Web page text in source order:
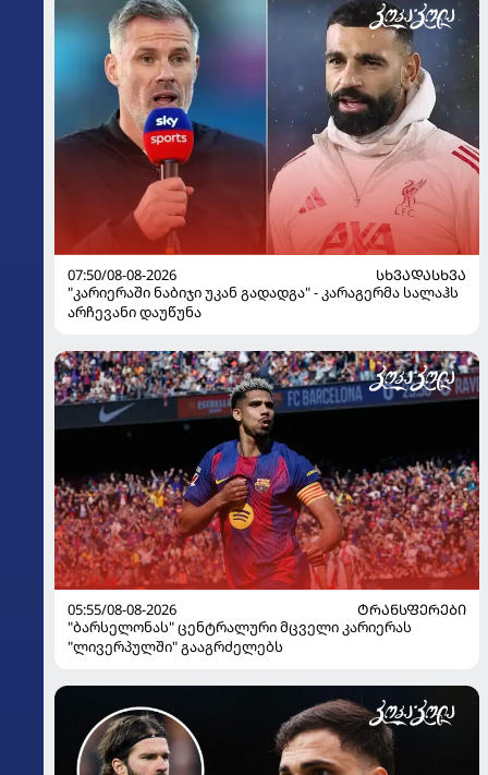
07:50/08-08-2026
ᲡᲮᲕᲐᲓᲐᲡᲮᲕᲐ
"კარიერაში ნაბიჯი უკან გადადგა" - კარაგერმა სალაჰს
არჩევანი დაუწუნა
05:55/08-08-2026
ᲢᲠᲐᲜᲡᲤᲔᲠᲔᲑᲘ
"ბარსელონას" ცენტრალური მცველი კარიერას
"ლივერპულში" გააგრძელებს